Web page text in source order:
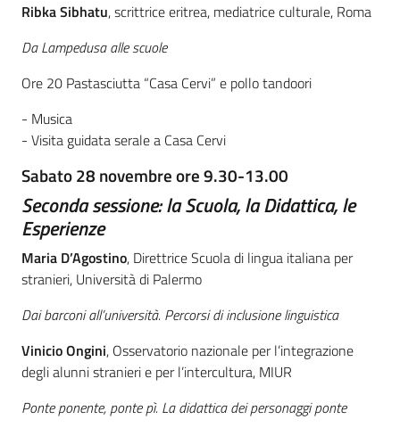
Ribka Sibhatu, scrittrice eritrea, mediatrice culturale, Roma
Da Lampedusa alle scuole
Ore 20 Pastasciutta “Casa Cervi” e pollo tandoori
- Musica
- Visita guidata serale a Casa Cervi
Sabato 28 novembre ore 9.30-13.00
Seconda sessione: la Scuola, la Didattica, le
Esperienze
Maria D’Agostino, Direttrice Scuola di lingua italiana per
stranieri, Università di Palermo
Dai barconi all’università. Percorsi di inclusione linguistica
Vinicio Ongini, Osservatorio nazionale per l’integrazione
degli alunni stranieri e per l’intercultura, MIUR
Ponte ponente, ponte pì. La didattica dei personaggi ponte